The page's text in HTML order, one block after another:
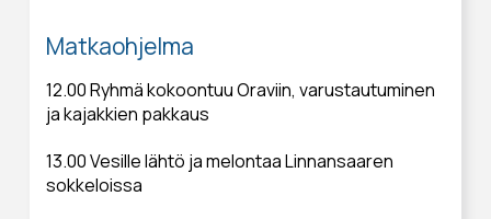
Matkaohjelma
12.00 Ryhmä kokoontuu Oraviin, varustautuminen
ja kajakkien pakkaus
13.00 Vesille lähtö ja melontaa Linnansaaren
sokkeloissa